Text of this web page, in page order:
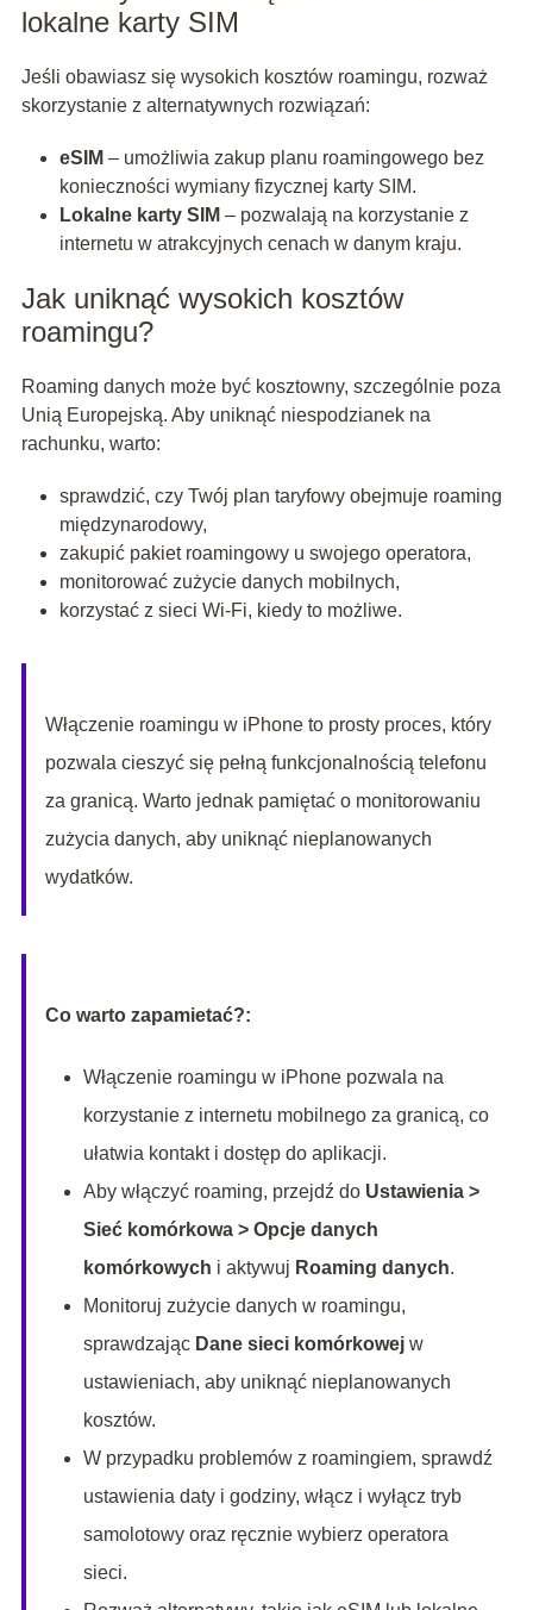
lokalne karty SIM
Jeśli obawiasz się wysokich kosztów roamingu, rozważ
skorzystanie z alternatywnych rozwiązań:
eSIM – umożliwia zakup planu roamingowego bez
konieczności wymiany fizycznej karty SIM.
Lokalne karty SIM – pozwalają na korzystanie z
internetu w atrakcyjnych cenach w danym kraju.
Jak uniknąć wysokich kosztów
roamingu?
Roaming danych może być kosztowny, szczególnie poza
Unią Europejską. Aby uniknąć niespodzianek na
rachunku, warto:
sprawdzić, czy Twój plan taryfowy obejmuje roaming
międzynarodowy,
zakupić pakiet roamingowy u swojego operatora,
monitorować zużycie danych mobilnych,
korzystać z sieci Wi-Fi, kiedy to możliwe.
Włączenie roamingu w iPhone to prosty proces, który
pozwala cieszyć się pełną funkcjonalnością telefonu
za granicą. Warto jednak pamiętać o monitorowaniu
zużycia danych, aby uniknąć nieplanowanych
wydatków.
Co warto zapamietać?:
Włączenie roamingu w iPhone pozwala na
korzystanie z internetu mobilnego za granicą, co
ułatwia kontakt i dostęp do aplikacji.
Aby włączyć roaming, przejdź do Ustawienia >
Sieć komórkowa > Opcje danych
komórkowych i aktywuj Roaming danych.
Monitoruj zużycie danych w roamingu,
sprawdzając Dane sieci komórkowejw
ustawieniach, aby uniknąć nieplanowanych
kosztów.
W przypadku problemów z roamingiem, sprawdź
ustawienia daty i godziny, włącz i wyłącz tryb
samolotowy oraz ręcznie wybierz operatora
sieci.